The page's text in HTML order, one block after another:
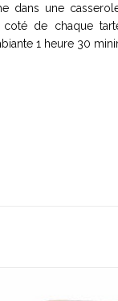
dans une
coté de chaque
1 heure 30